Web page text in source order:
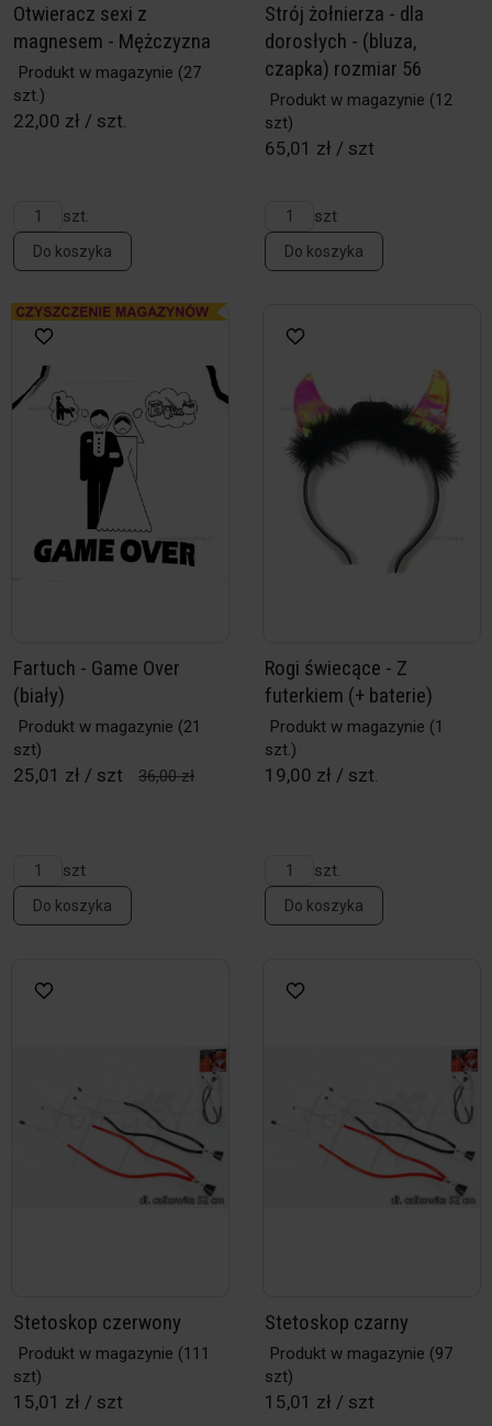
Otwieracz sexi z
magnesem - Mężczyzna
Produkt w magazynie (27
szt.)
22,00 zł / szt.
szt.
Do koszyka
Strój żołnierza - dla
dorosłych - (bluza,
czapka) rozmiar 56
Produkt w magazynie (12
szt)
65,01 zł / szt
szt
Do koszyka
Fartuch - Game Over
(biały)
Produkt w magazynie (21
szt)
25,01 zł / szt 36,00 zł
szt
Do koszyka
Rogi świecące - Z
futerkiem (+ baterie)
Produkt w magazynie (1
szt.)
19,00 zł / szt.
szt.
Do koszyka
Stetoskop czerwony
Produkt w magazynie (111
szt)
15,01 zł / szt
Stetoskop czarny
Produkt w magazynie (97
szt)
15,01 zł / szt